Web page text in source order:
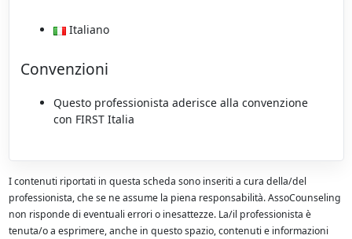
Italiano
Convenzioni
Questo professionista aderisce alla convenzione
con FIRST Italia
I contenuti riportati in questa scheda sono inseriti a cura della/del
professionista, che se ne assume la piena responsabilità. AssoCounseling
non risponde di eventuali errori o inesattezze. La/il professionista è
tenuta/o a esprimere, anche in questo spazio, contenuti e informazioni